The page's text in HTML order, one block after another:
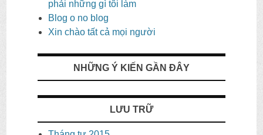
phải những gì tôi làm
Blog o no blog
Xin chào tất cả mọi người
NHỮNG Ý KIẾN ​​GẦN ĐÂY
LƯU TRỮ